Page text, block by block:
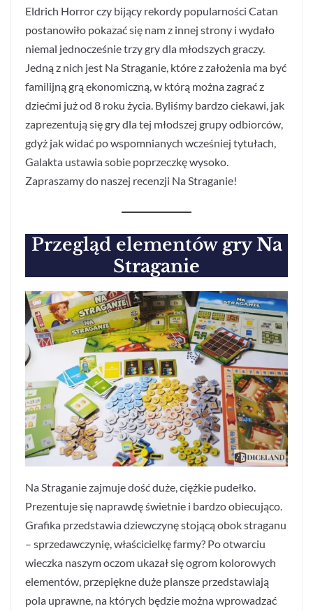
Eldrich Horror czy bijący rekordy popularności Catan
postanowiło pokazać się nam z innej strony i wydało
niemal jednocześnie trzy gry dla młodszych graczy.
Jedną z nich jest Na Straganie, które z założenia ma być
familijną grą ekonomiczną, w którą można zagrać z
dziećmi już od 8 roku życia. Byliśmy bardzo ciekawi, jak
zaprezentują się gry dla tej młodszej grupy odbiorców,
gdyż jak widać po wspomnianych wcześniej tytułach,
Galakta ustawia sobie poprzeczkę wysoko.
Zapraszamy do naszej recenzji Na Straganie!
Przegląd elementów gry Na
Straganie
Na Straganie zajmuje dość duże, ciężkie pudełko.
Prezentuje się naprawdę świetnie i bardzo obiecująco.
Grafika przedstawia dziewczynę stojącą obok straganu
– sprzedawczynię, właścicielkę farmy? Po otwarciu
wieczka naszym oczom ukazał się ogrom kolorowych
elementów, przepiękne duże plansze przedstawiają
pola uprawne, na których będzie można wprowadzać